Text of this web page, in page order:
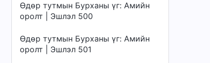
Өдөр тутмын Бурханы үг: Амийн
оролт | Эшлэл 500
Өдөр тутмын Бурханы үг: Амийн
оролт | Эшлэл 501